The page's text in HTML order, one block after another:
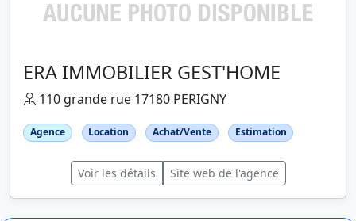
ERA IMMOBILIER GEST'HOME
110 grande rue 17180 PERIGNY
Agence Location Achat/Vente Estimation
Voir les détails Site web de l'agence